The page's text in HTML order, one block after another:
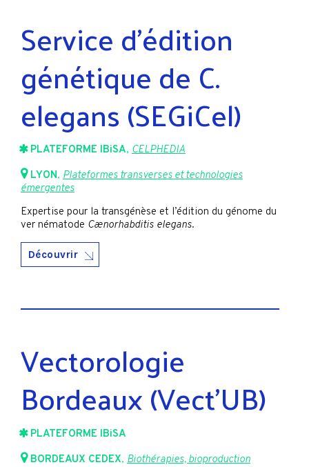
Service d’édition
génétique de C.
elegans (SEGiCel)
PLATEFORME IBiSA, CELPHEDIA
LYON, Plateformes transverses et technologies
émergentes
Expertise pour la transgénèse et l’édition du génome du
ver nématode Cænorhabditis elegans.
Découvrir
Vectorologie
Bordeaux (Vect’UB)
PLATEFORME IBiSA
BORDEAUX CEDEX, Biothérapies, bioproduction